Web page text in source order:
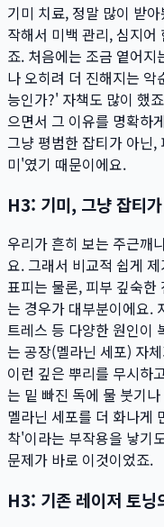
기미 치료, 정말 많이 받
작해서 미백 관리, 심지
죠. 처음에는 조금 옅어지
나 오히려 더 진해지는
능인가?' 자책도 많이 했
으면서 그 이유를 명확하
그냥 평범한 잡티가 아닌
미'였기 때문이에요.
H3: 기미, 그냥 잡티
우리가 흔히 보는 주근깨
요. 그래서 비교적 쉽게
표피는 물론, 피부 깊숙한
는 경우가 대부분이에요.
트레스 등 다양한 원인이
는 공장(멜라닌 세포) 자
이런 깊은 뿌리를 무시하
는 밑 빠진 독에 물 붓기
멜라닌 세포를 더 화나게
착'이라는 부작용을 낳기
문제가 바로 이것이었죠.
H3: 기존 레이저 토닝